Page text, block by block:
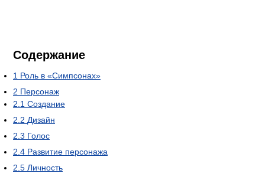
Содержание
1 Роль в «Симпсонах»
2 Персонаж
2.1 Создание
2.2 Дизайн
2.3 Голос
2.4 Развитие персонажа
2.5 Личность